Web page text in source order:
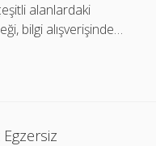
alanlardaki
bilgi alışverişinde…
Egzersiz